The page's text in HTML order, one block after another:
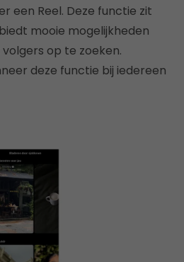
een Reel. Deze functie zit
mooie mogelijkheden
op te zoeken.
deze functie bij iedereen